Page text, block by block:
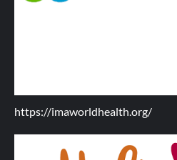
https://imaworldhealth.org/